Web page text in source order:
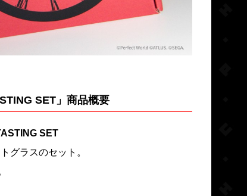
SET」商品概要
SET
グラスのセット。